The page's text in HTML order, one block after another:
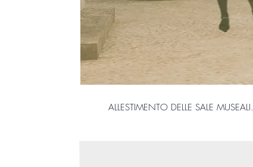
ALLESTIMENTO DELLE SALE MUSEALI.